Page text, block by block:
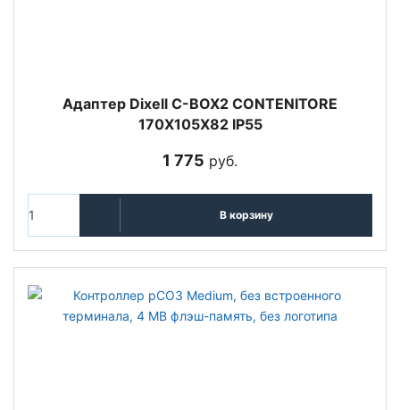
Адаптер Dixell C-BOX2 CONTENITORE
170X105X82 IP55
1 775 руб.
В корзину